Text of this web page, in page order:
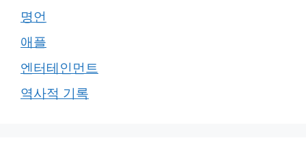
명언
애플
엔터테인먼트
역사적 기록